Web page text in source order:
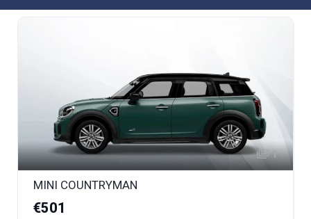
1
MINI COUNTRYMAN
€501